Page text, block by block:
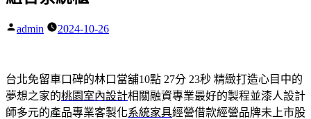
作
admin 2024-10-26
台北免留車口碑的林口當舖10點 27分 23秒 精緻打造心目中的
夢想之家的桃園室內設計相關融資專業最好的製程並漆人設計
師多元的產品專業客製化系統家具經營借款經營品牌未上市股